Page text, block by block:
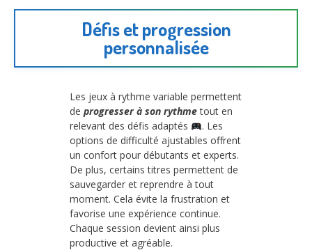
Défis et progression
personnalisée
Les jeux à rythme variable permettent
de progresser à son rythmetout en
relevant des défis adaptés
. Les
options de difficulté ajustables offrent
un confort pour débutants et experts.
De plus, certains titres permettent de
sauvegarder et reprendre à tout
moment. Cela évite la frustration et
favorise une expérience continue.
Chaque session devient ainsi plus
productive et agréable.